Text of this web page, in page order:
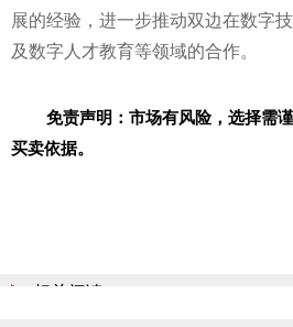
展的经验，进一步推动双边在数字
及数字人才教育等领域的合作。
免责声明：市场有风险，选择需
买卖依据。
相关阅读